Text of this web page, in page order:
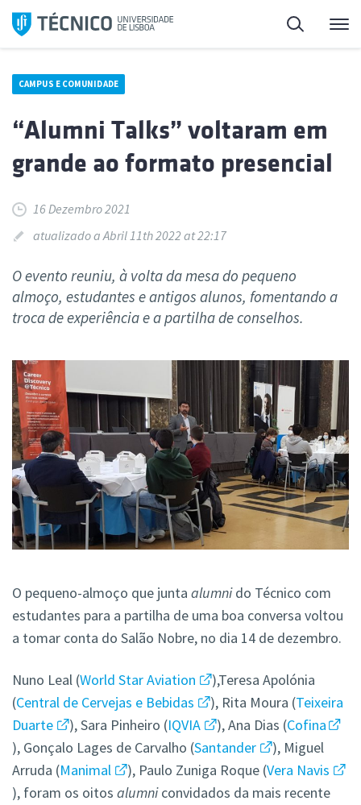
Saltar
para
Pesquisa
CAMPUS E COMUNIDADE
“Alumni Talks” voltaram em
grande ao formato presencial
16 Dezembro 2021
atualizado a Abril 11th 2022 at 22:17
O evento reuniu, à volta da mesa do pequeno
almoço, estudantes e antigos alunos, fomentando a
troca de experiência e a partilha de conselhos.
O pequeno-almoço que junta alumnido Técnico com
estudantes para a partilha de uma boa conversa voltou
a tomar conta do Salão Nobre, no dia 14 de dezembro.
Nuno Leal­ (World Star Aviation
),Teresa Apolónia
(Central de Cervejas e Bebidas ), Rita Moura (Teixeira
Duarte
), Sara Pinheiro (IQVIA ), Ana Dias (Cofina
), Gonçalo Lages de Carvalho (Santander
), Miguel
Arruda (Manimal ), Paulo Zuniga Roque (Vera Navis
), foram os oitos alumniconvidados da mais recente